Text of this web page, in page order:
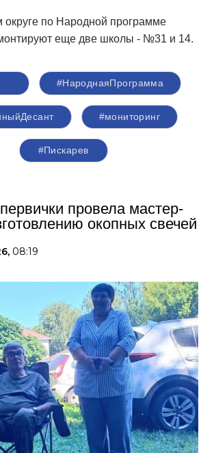
округе по Народной программе
еще две школы - №31 и 14.
#НароднаяПрограмма
#мониторинг
#Пискарев
провела мастер-
окопных свечей
08:19